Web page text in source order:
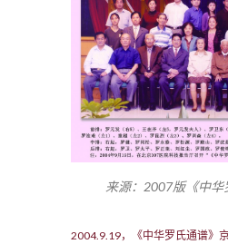
来源：2007版《中
2004.9.19，《中华罗氏通谱》